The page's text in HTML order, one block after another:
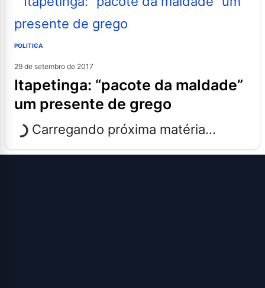
POLITICA
29 de setembro de 2017
itapetinga: “pacote da maldade”
um presente de grego
Carregando próxima matéria...